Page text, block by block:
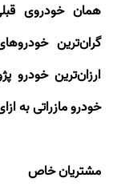
همان خودروی
گران‌ترین
ارزان‌ترین خودرو
خودرو مازراتی به
مشتریان خاص